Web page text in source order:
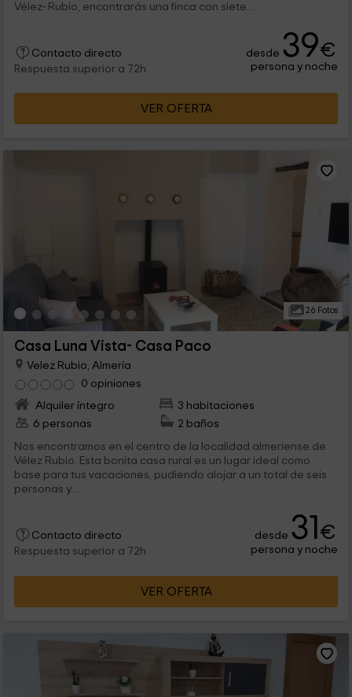
Vélez- Rubio, encontrarás una finca con siete...
Contacto directo
Respuesta superior a 72h
desde 39€
persona y noche
VER OFERTA
26 Fotos
Casa Luna Vista- Casa Paco
Velez Rubio, Almería
0 opiniones
Alquiler íntegro
3 habitaciones
6 personas
2 baños
Nos encontramos en el centro de la localidad almeriense de
Vélez Rubio. Esta bonita casa rural es un lugar ideal como
base para tus vacaciones, pudiendo alojar a un total de seis
personas y...
Contacto directo
Respuesta superior a 72h
desde 31€
persona y noche
VER OFERTA